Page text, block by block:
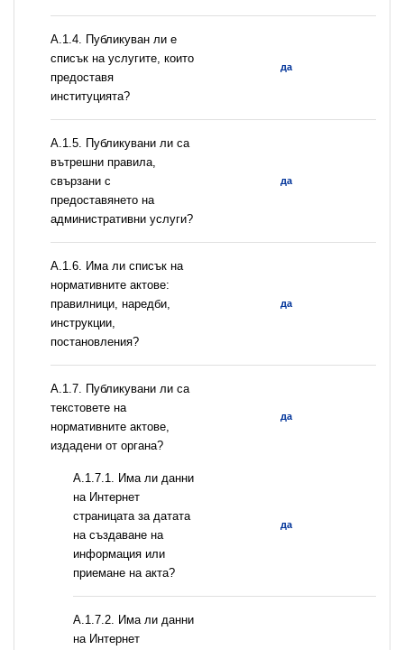
А.1.4. Публикуван ли е
списък на услугите, които
предоставя
институцията?
да
А.1.5. Публикувани ли са
вътрешни правила,
свързани с
предоставянето на
административни услуги?
да
А.1.6. Има ли списък на
нормативните актове:
правилници, наредби,
инструкции,
постановления?
да
А.1.7. Публикувани ли са
текстовете на
нормативните актове,
издадени от органа?
да
A.1.7.1. Има ли данни
на Интернет
страницата за датата
на създаване на
информация или
приемане на акта?
да
A.1.7.2. Има ли данни
на Интернет